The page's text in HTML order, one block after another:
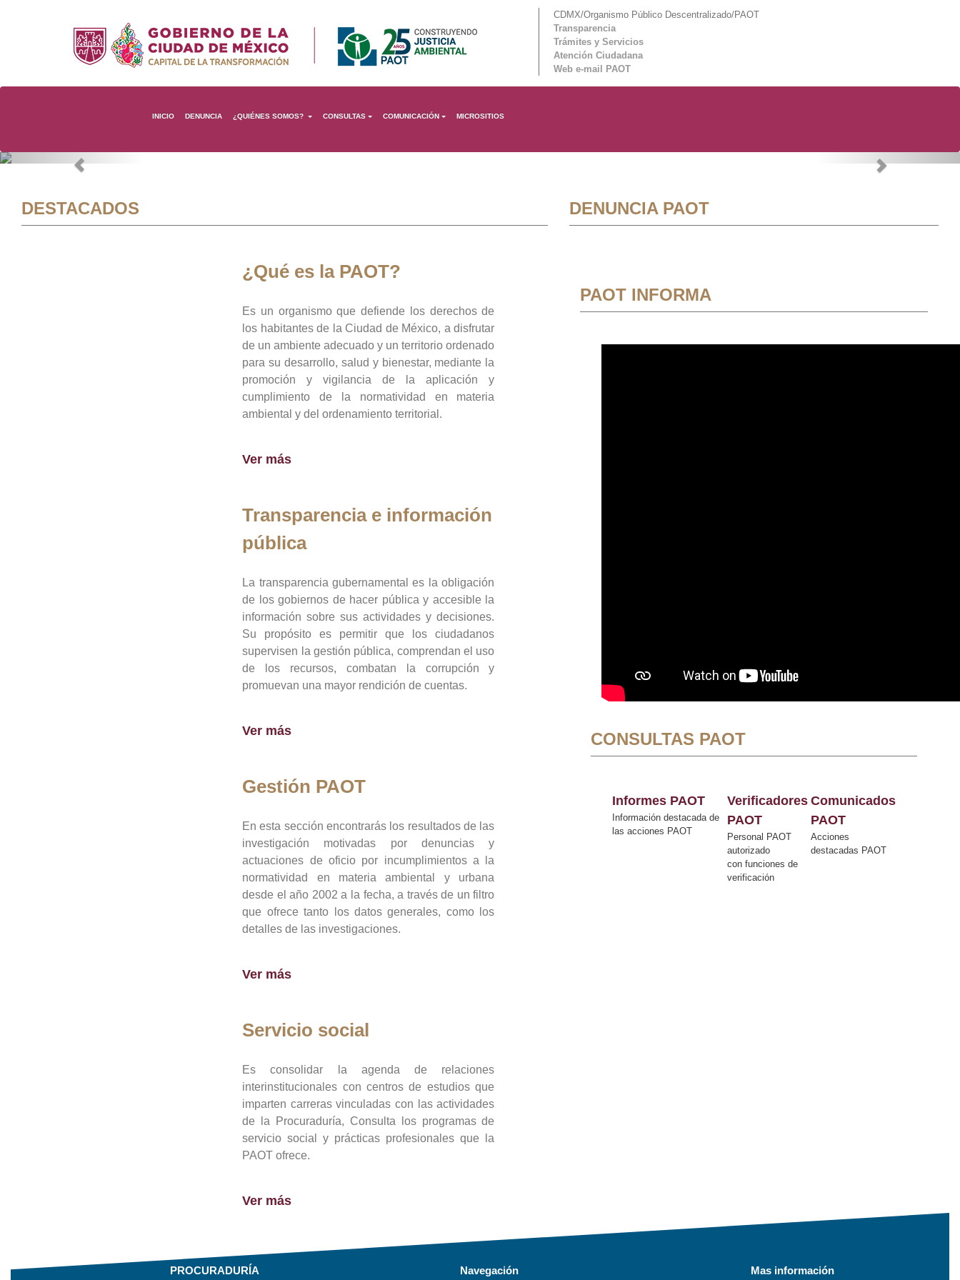
CDMX/Organismo Público Descentralizado/PAOT
Transparencia
Trámites y Servicios
Atención Ciudadana
Web e-mail PAOT
INICIO DENUNCIA ¿QUIÉNES SOMOS? CONSULTAS COMUNICACIÓN MICROSITIOS
Previous Next
DESTACADOS
¿Qué es la PAOT?
Es un organismo que defiende los derechos de
los habitantes de la Ciudad de México, a disfrutar
de un ambiente adecuado y un territorio ordenado
para su desarrollo, salud y bienestar, mediante la
promoción y vigilancia de la aplicación y
cumplimiento de la normatividad en materia
ambiental y del ordenamiento territorial.
Ver más
Transparencia e información
pública
La transparencia gubernamental es la obligación
de los gobiernos de hacer pública y accesible la
información sobre sus actividades y decisiones.
Su propósito es permitir que los ciudadanos
supervisen la gestión pública, comprendan el uso
de los recursos, combatan la corrupción y
promuevan una mayor rendición de cuentas.
Ver más
Gestión PAOT
En esta sección encontrarás los resultados de las
investigación motivadas por denuncias y
actuaciones de oficio por incumplimientos a la
normatividad en materia ambiental y urbana
desde el año 2002 a la fecha, a través de un filtro
que ofrece tanto los datos generales, como los
detalles de las investigaciones.
Ver más
Servicio social
Es consolidar la agenda de relaciones
interinstitucionales con centros de estudios que
imparten carreras vinculadas con las actividades
de la Procuraduría, Consulta los programas de
servicio social y prácticas profesionales que la
PAOT ofrece.
Ver más
DENUNCIA PAOT
PAOT INFORMA
CONSULTAS PAOT
Informes PAOT
Información destacada de
las acciones PAOT
Verificadores
PAOT
Personal PAOT
autorizado
con funciones de
verificación
Comunicados
PAOT
Acciones
destacadas PAOT
PROCURADURÍA Navegación Mas información